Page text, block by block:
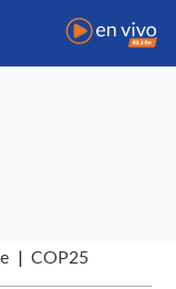
COP25